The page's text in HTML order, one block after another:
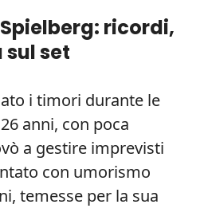
ricordi,
sul set
i timori durante le
anni, con poca
a gestire imprevisti
con umorismo
temesse per la sua